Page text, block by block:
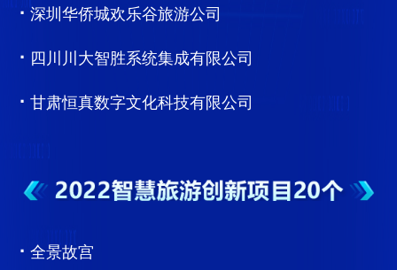
· 深圳华侨城欢乐谷旅游公司
· 四川川大智胜系统集成有限公司
· 甘肃恒真数字文化科技有限公司
· 全景故宫